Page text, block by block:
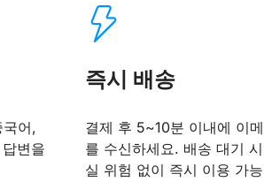
어,
변을
즉시 배송
결제 후 5~10분 이내에 이
를 수신하세요. 배송 대기
실 위험 없이 즉시 이용 가